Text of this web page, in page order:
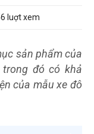
luợt xem
sản phẩm của
trong đó có khả
của mẫu xe đô